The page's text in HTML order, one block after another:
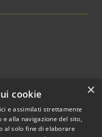
×
cookie
e assimilati strettamente
alla navigazione del sito,
al solo fine di elaborare